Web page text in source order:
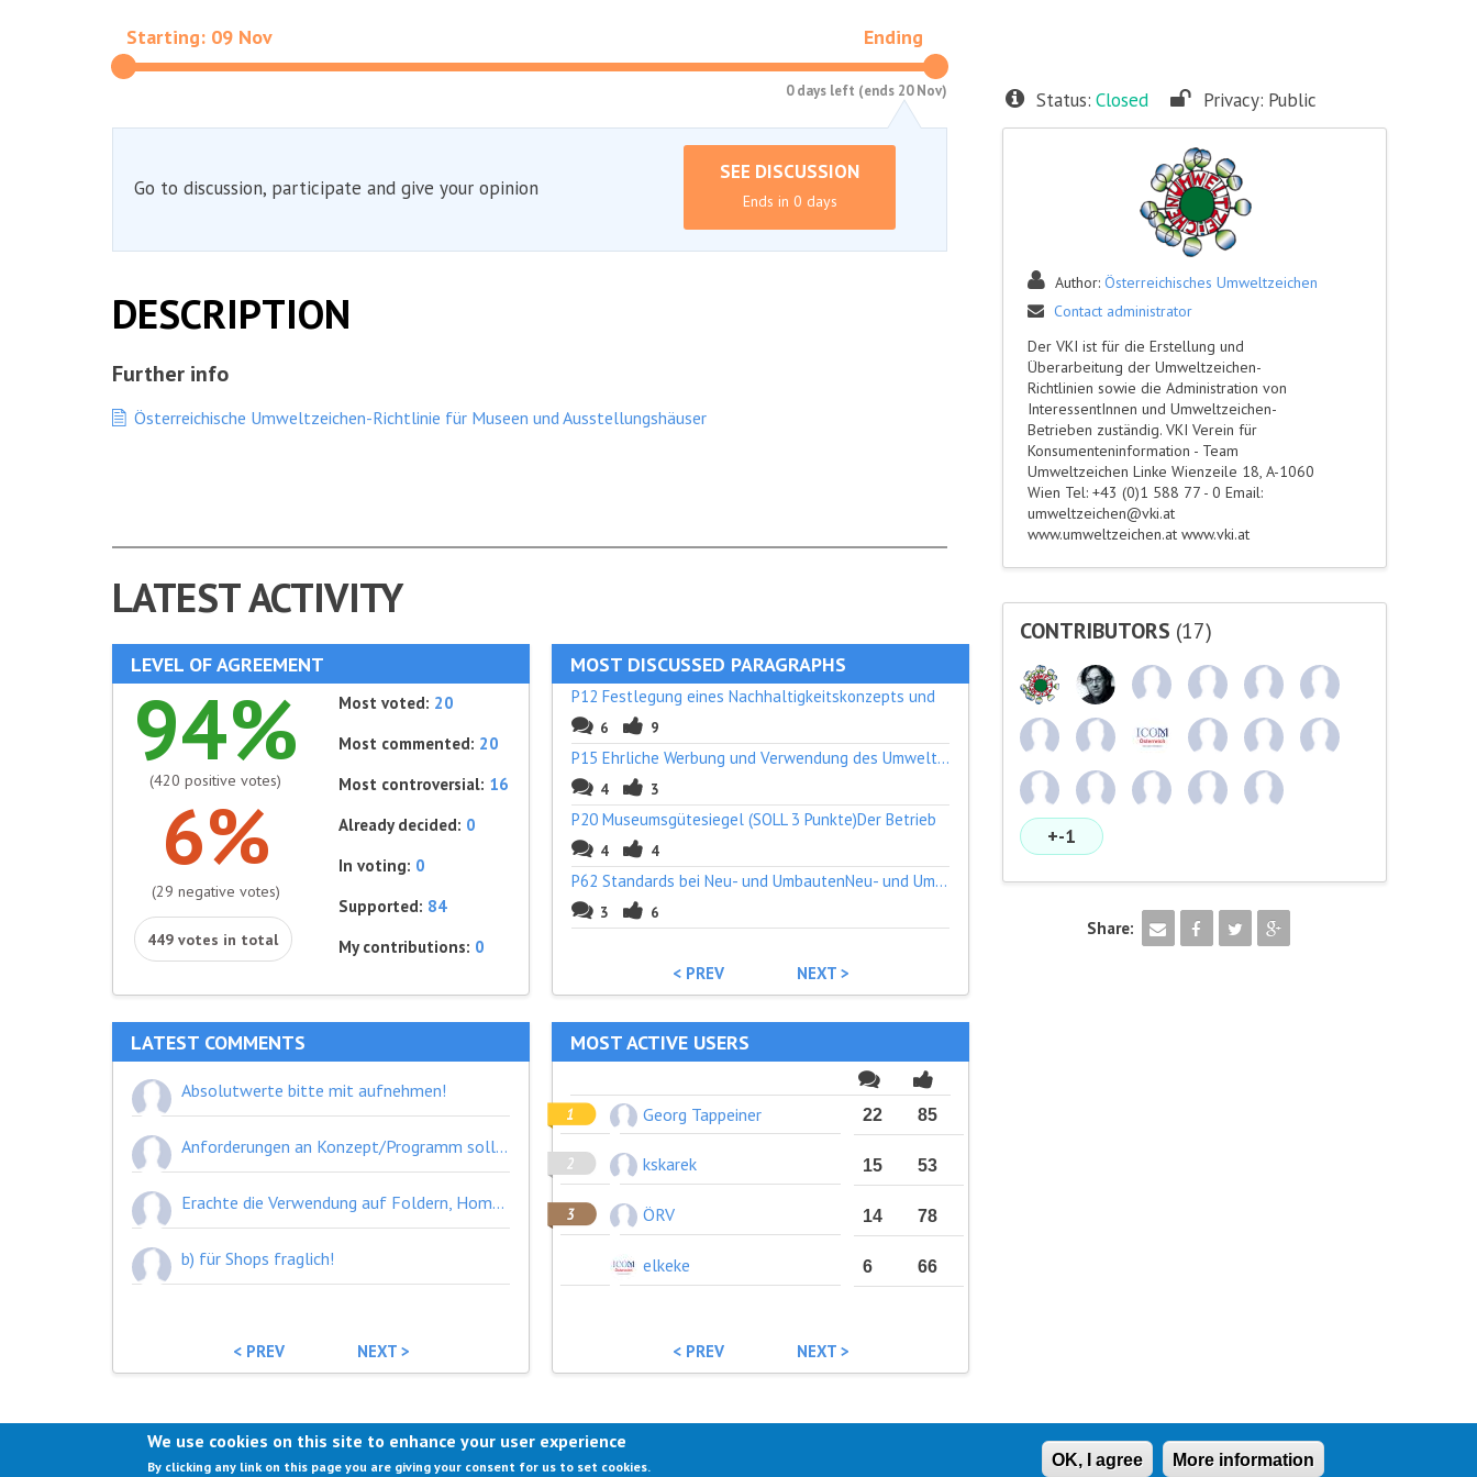
Starting: 09 Nov Ending
0 days left (ends 20 Nov)
Go to discussion, participate and give your opinion
SEE DISCUSSION
Ends in 0 days
DESCRIPTION
Further info
Österreichische Umweltzeichen-Richtlinie für Museen und Ausstellungshäuser
LATEST ACTIVITY
LEVEL OF AGREEMENT
94%
(420 positive votes)
6%
(29 negative votes)
449 votes in total
Most voted: 20
Most commented: 20
Most controversial: 16
Already decided: 0
In voting: 0
Supported: 84
My contributions: 0
MOST DISCUSSED PARAGRAPHS
P12 Festlegung eines Nachhaltigkeitskonzepts und
6 9
P15 Ehrliche Werbung und Verwendung des Umweltze
4 3
P20 Museumsgütesiegel (SOLL 3 Punkte)Der Betrieb
4 4
P62 Standards bei Neu- und UmbautenNeu- und Umba
3 6
< PREV NEXT >
LATEST COMMENTS
Absolutwerte bitte mit aufnehmen!
Anforderungen an Konzept/Programm sollten nicht zu komplex/aufwändig sein, da die inhaltlichen Punkte ohnedies bei den Kriterien kommen. s. auch Anmerkungen Überarbeitung UZ Tourismus
Erachte die Verwendung auf Foldern, Homepage, Einladungskarten und im Eingangsbereich als zielführende. Das Umweltzeichen wird als eine Qualitätsauszeichnung wahrgenommen.
b) für Shops fraglich!
< PREV NEXT >
MOST ACTIVE USERS
Georg Tappeiner 22 85
kskarek 15 53
ÖRV 14 78
elkeke 6 66
< PREV NEXT >
Status: Closed Privacy: Public
Author: Österreichisches Umweltzeichen
Contact administrator
Der VKI ist für die Erstellung und
Überarbeitung der Umweltzeichen-
Richtlinien sowie die Administration von
InteressentInnen und Umweltzeichen-
Betrieben zuständig. VKI Verein für
Konsumenteninformation - Team
Umweltzeichen Linke Wienzeile 18, A-1060
Wien Tel: +43 (0)1 588 77 - 0 Email:
umweltzeichen@vki.at
www.umweltzeichen.at www.vki.at
CONTRIBUTORS (17)
+-1
Share:
CONTACT US IMPRESSUM
We use cookies on this site to enhance your user experience
By clicking any link on this page you are giving your consent for us to set cookies. OK, I agree More information